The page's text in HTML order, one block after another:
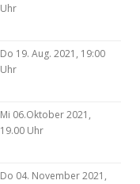
Uhr
Do 19. Aug. 2021, 19:00
Uhr
Mi 06.Oktober 2021,
19.00 Uhr
Do 04. November 2021,